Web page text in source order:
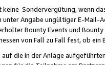
keine Sondervergütung, wenn
unter Angabe ungültiger E-Mail-
Bounty Events und
von Fall zu Fall fest, ob
auf die in der Anlage